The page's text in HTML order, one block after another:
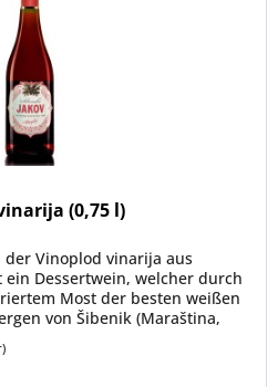
(0,75 l)
der Vinoplod vinarija aus
ein Dessertwein, welcher durch
Most der besten weißen
von Šibenik (Maraština,